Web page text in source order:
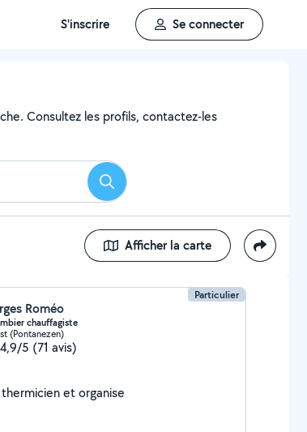
S'inscrire Se connecter
Consultez les profils, contactez-les
Rechercher
Afficher la carte
Particulier
Roméo
chauffagiste
(Pontanezen)
4,9/5 (71 avis)
Super sympa thermicien et organise